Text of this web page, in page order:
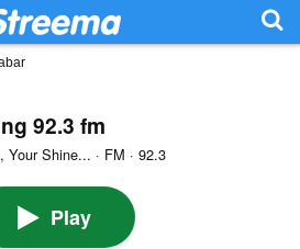
92.3 fm
Your Shine... · FM · 92.3
Play